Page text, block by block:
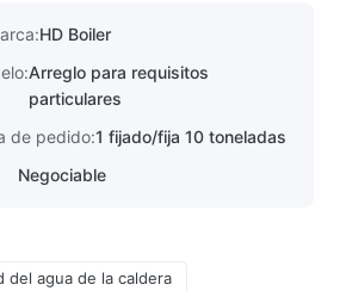
HD Boiler
Arreglo para requisitos
particulares
de pedido:1 fijado/fija 10 toneladas
Negociable
del agua de la caldera